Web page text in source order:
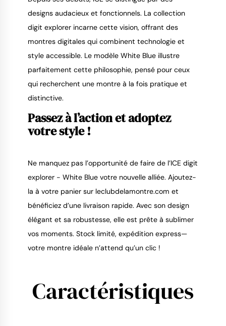
designs audacieux et fonctionnels. La collection
digit explorer incarne cette vision, offrant des
montres digitales qui combinent technologie et
style accessible. Le modèle White Blue illustre
parfaitement cette philosophie, pensé pour ceux
qui recherchent une montre à la fois pratique et
distinctive.
Passez à l’action et adoptez
votre style !
Ne manquez pas l’opportunité de faire de l’ICE digit
explorer - White Blue votre nouvelle alliée. Ajoutez-
la à votre panier sur leclubdelamontre.com et
bénéficiez d’une livraison rapide. Avec son design
élégant et sa robustesse, elle est prête à sublimer
vos moments. Stock limité, expédition express—
votre montre idéale n’attend qu’un clic !
Caractéristiques